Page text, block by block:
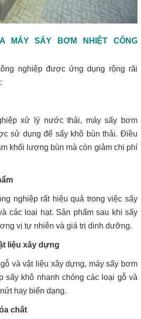
MÁY SẤY BƠM NHIỆT CÔNG
nghiệp được ứng dụng rộng rãi
xử lý nước thải, máy sấy bơm
sử dụng để sấy khô bùn thải. Điều
khối lượng bùn mà còn giảm chi phí
nghiệp rất hiệu quả trong việc sấy
các loại hạt. Sản phẩm sau khi sấy
vị tự nhiên và giá trị dinh dưỡng.
liệu xây dựng
và vật liệu xây dựng, máy sấy bơm
sấy khô nhanh chóng các loại gỗ và
hay biến dạng.
chất